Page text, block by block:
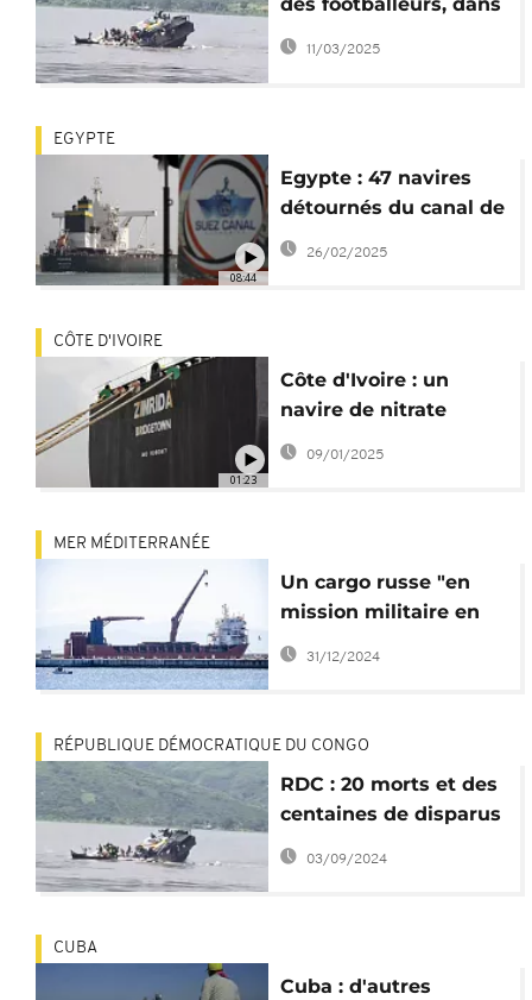
des footballeurs, dans
le chavirement d'un
11/03/2025
08:44
EGYPTE
Egypte : 47 navires
détournés du canal de
Suez en un mois
26/02/2025
01:23
CÔTE D'IVOIRE
Côte d'Ivoire : un
navire de nitrate
d'ammonium accoste
à Abidjan
09/01/2025
MER MÉDITERRANÉE
Un cargo russe "en
mission militaire en
Syrie" coule en
Méditerranée
31/12/2024
RÉPUBLIQUE DÉMOCRATIQUE DU CONGO
RDC : 20 morts et des
centaines de disparus
dans un naufrage
03/09/2024
CUBA
Cuba : d'autres